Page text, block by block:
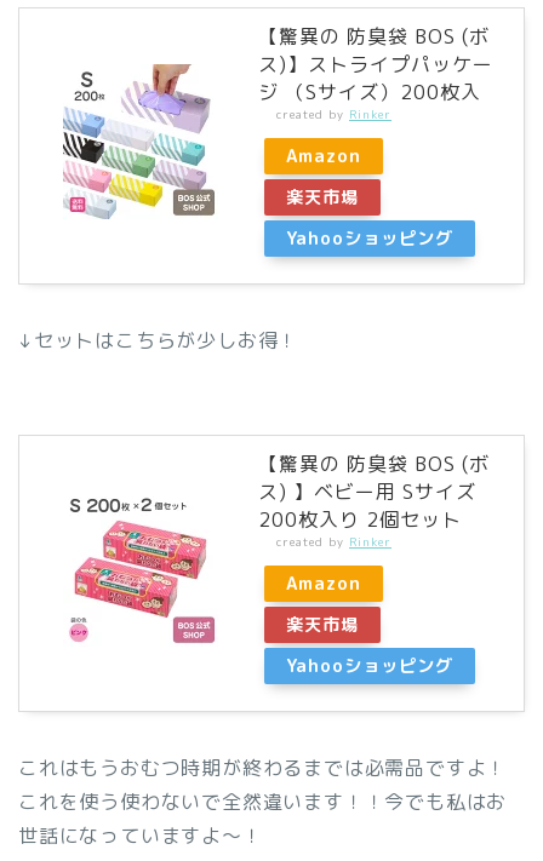
【驚異の 防臭袋 BOS (ボ
ス)】ストライプパッケー
ジ （Sサイズ）200枚入
created by Rinker
Amazon
楽天市場
Yahooショッピング
↓セットはこちらが少しお得！
【驚異の 防臭袋 BOS (ボ
ス) 】ベビー用 Sサイズ
200枚入り 2個セット
created by Rinker
Amazon
楽天市場
Yahooショッピング
これはもうおむつ時期が終わるまでは必需品ですよ！
これを使う使わないで全然違います！！今でも私はお
世話になっていますよ～！